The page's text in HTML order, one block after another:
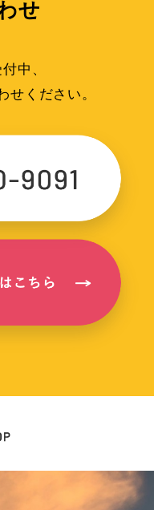
せ
中、
せください。